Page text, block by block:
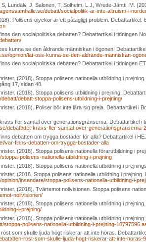
Lundälv, J, Salonen, T, Solheim, L J, Wrede-Jäntti, M.
debatt/socialpolitik-ar-inte-altruism-i-
Polisens olyckor är ett påtagligt problem.
den socialpolitiska debatten? Debattartikel i tidningen
kunna se den åldrande människan i ögonen!
opinion/lat-oss-kunna-se-den-aldrande-manniskan-
den socialpolitiska debatten? Debattartikel i tidningen
(2018). Stoppa polisens nationella utbildning i
17, sidan 48.
(2018). Stoppa polisens utbildning i prejning.
debatt-stoppa-polisens-utbildning-i-prejning/
(2018). Poliser bör inte lära sig preja. Debattartikel i
fler samtal över generationsgränserna. Debattartikel i
debatt/det-kravs-fler-samtal-over-generationsgranserna-
debatten om trygga bostäder för alla? Debattartikel i
var-finns-debatten-om-trygga-bostader-alla
(2018). Stoppa polisens nationella förarutbildning i
polisens-nationella-utbildning-i-prejning
(2018). Stoppa polisens nationella utbildning i
(2018. Stoppa polisens nationella utbildning i
insandare/stoppa-polisens-nationella-utbildning-i-
(2018). Tvärtemot nollvisionen. Stoppa polisens
nollvisionen/
(2018). Stoppa polisens nationella utbildning i
i-prejning/
(2018). Stoppa polisens nationella utbildning i
stoppa-polisens-nationella-utbildning-i-prejning-
som skulle ljuda högt riskerar att inte höras.
den-rost-som-skulle-ljuda-hogt-riskerar-att-inte-horas-